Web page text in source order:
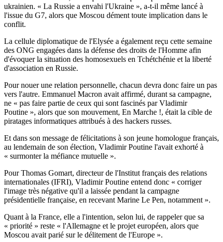
ukrainien. « La Russie a envahi l'Ukraine », a-t-il même lancé à
l'issue du G7, alors que Moscou dément toute implication dans le
conflit.
La cellule diplomatique de l'Elysée a également reçu cette semaine
des ONG engagées dans la défense des droits de l'Homme afin
d'évoquer la situation des homosexuels en Tchétchénie et la liberté
d'association en Russie.
Pour nouer une relation personnelle, chacun devra donc faire un pas
vers l'autre. Emmanuel Macron avait affirmé, durant sa campagne,
ne « pas faire partie de ceux qui sont fascinés par Vladimir
Poutine », alors que son mouvement, En Marche !, était la cible de
piratages informatiques attribués à des hackers russes.
Et dans son message de félicitations à son jeune homologue français,
au lendemain de son élection, Vladimir Poutine l'avait exhorté à
« surmonter la méfiance mutuelle ».
Pour Thomas Gomart, directeur de l'Institut français des relations
internationales (IFRI), Vladimir Poutine entend donc « corriger
l'image très négative qu'il a laissée pendant la campagne
présidentielle française, en recevant Marine Le Pen, notamment ».
Quant à la France, elle a l'intention, selon lui, de rappeler que sa
« priorité » reste « l'Allemagne et le projet européen, alors que
Moscou avait parié sur le délitement de l'Europe ».